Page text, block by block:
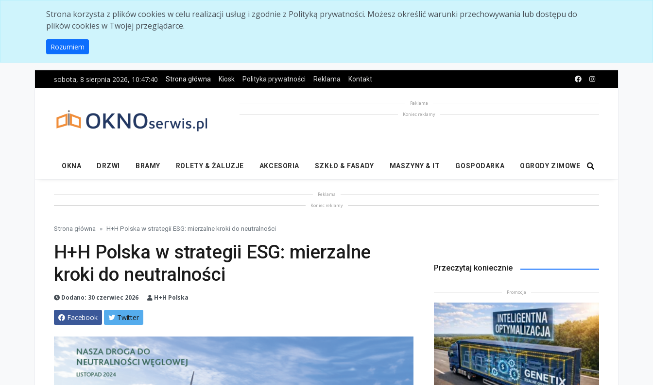
Strona korzysta z plików cookies w celu realizacji usług i zgodnie z Polityką prywatności. Możesz określić warunki przechowywania lub dostępu do
plików cookies w Twojej przeglądarce.
Rozumiem
sobota, 8 sierpnia 2026, 10:47:41 Strona główna Kiosk Polityka prywatności Reklama Kontakt
Reklama
Koniec reklamy
OKNA DRZWI BRAMY ROLETY & ŻALUZJE AKCESORIA SZKŁO & FASADY MASZYNY & IT GOSPODARKA OGRODY ZIMOWE
Reklama
Koniec reklamy
Strona główna H+H Polska w strategii ESG: mierzalne kroki do neutralności
H+H Polska w strategii ESG: mierzalne
kroki do neutralności
Dodano: 30 czerwiec 2026 H+H Polska
Facebook Twitter
Przeczytaj koniecznie
Promocja